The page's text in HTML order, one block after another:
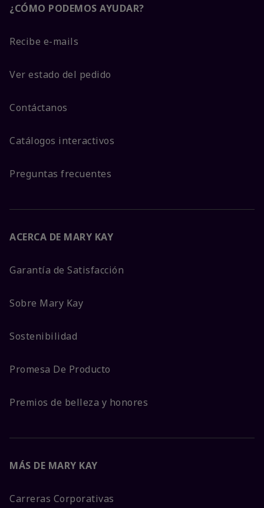
¿CÓMO PODEMOS AYUDAR?
Recibe e-mails
Ver estado del pedido
Contáctanos
Catálogos interactivos
Preguntas frecuentes
ACERCA DE MARY KAY
Garantía de Satisfacción
Sobre Mary Kay
Sostenibilidad
Promesa De Producto
Premios de belleza y honores
MÁS DE MARY KAY
Carreras Corporativas